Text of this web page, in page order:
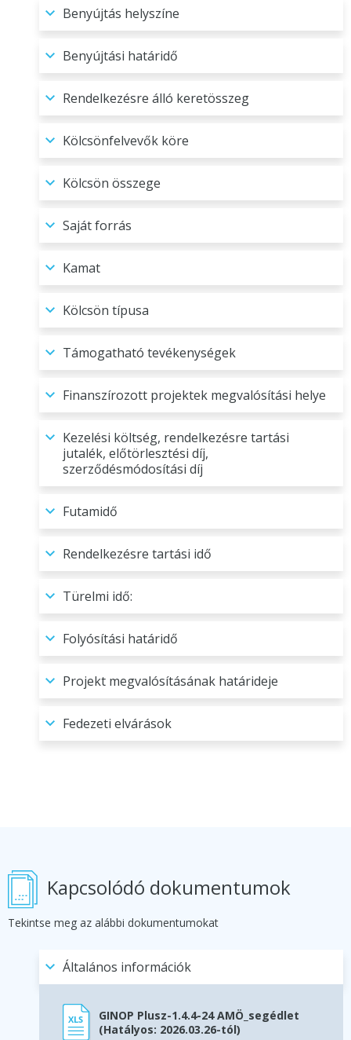
Benyújtás helyszíne
Benyújtási határidő
Rendelkezésre álló keretösszeg
Kölcsönfelvevők köre
Kölcsön összege
Saját forrás
Kamat
Kölcsön típusa
Támogatható tevékenységek
Finanszírozott projektek megvalósítási helye
Kezelési költség, rendelkezésre tartási
jutalék, előtörlesztési díj,
szerződésmódosítási díj
Futamidő
Rendelkezésre tartási idő
Türelmi idő:
Folyósítási határidő
Projekt megvalósításának határideje
Fedezeti elvárások
Kapcsolódó dokumentumok
Tekintse meg az alábbi dokumentumokat
Általános információk
GINOP Plusz-1.4.4-24 AMÖ_segédlet
(Hatályos: 2026.03.26-tól)